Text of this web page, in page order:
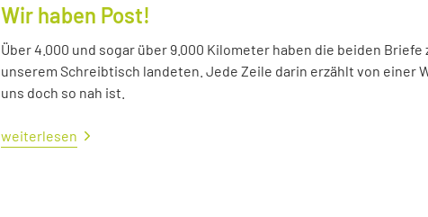
Wir haben Post!
Über 4.000 und sogar über 9.000 Kilometer haben die beiden
unserem Schreibtisch landeten. Jede Zeile darin erzählt von einer
uns doch so nah ist.
weiterlesen